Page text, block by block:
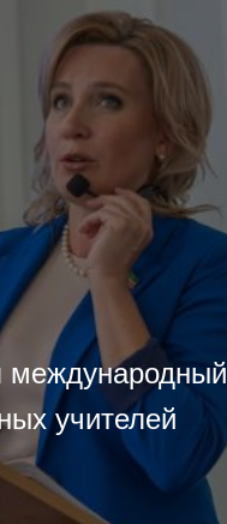
международный
учителей